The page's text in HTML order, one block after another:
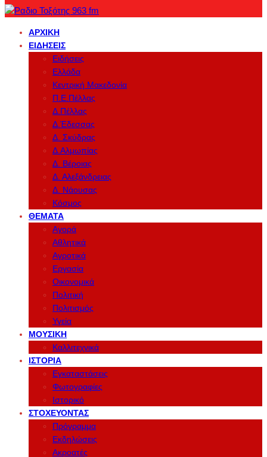
ΑΡΧΙΚΉ
ΕΙΔΉΣΕΙΣ
Ειδήσεις
Ελλάδα
Κεντρική Μακεδονία
Π.Ε.Πέλλας
Δ.Πέλλας
Δ.Έδεσσας
Δ. Σκύδρας
Δ.Αλμωπίας
Δ. Βέροιας
Δ. Αλεξάνδρειας
Δ. Νάουσας
Κόσμος
ΘΈΜΑΤΑ
Αγορά
Αθλητικά
Αγροτικά
Εργασία
Οικονομικά
Πολιτική
Πολιτισμός
Υγεία
ΜΟΥΣΙΚΉ
Καλλιτεχνικά
ΙΣΤΟΡΊΑ
Εγκαταστάσεις
Φωτογραφίες
Ιστορικό
ΣΤΟΧΕΎΟΝΤΑΣ
Πρόγραμμα
Εκδηλώσεις
Ακροατές